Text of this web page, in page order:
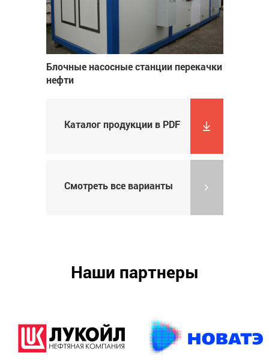
Блочные насосные станции перекачки
нефти
Каталог продукции в PDF
Смотреть все варианты
Наши партнеры